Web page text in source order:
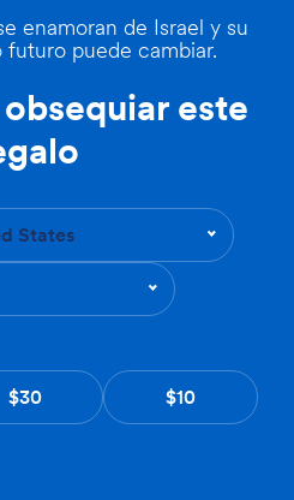
enamoran de Israel y su
futuro puede cambiar.
este
States
$30 $10